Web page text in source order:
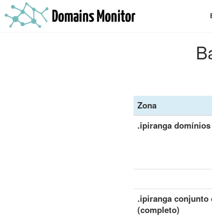
Zona
.ipiranga domínios
.ipiranga conjunto
(completo)